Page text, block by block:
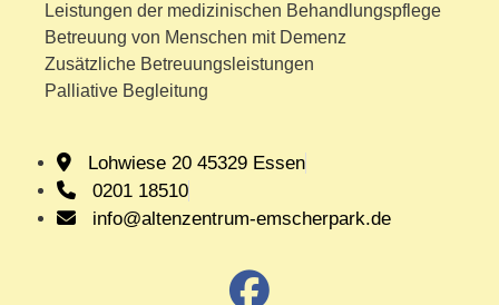
Leistungen der medizinischen Behandlungspflege
Betreuung von Menschen mit Demenz
Zusätzliche Betreuungsleistungen
Palliative Begleitung
Lohwiese 20 45329 Essen
0201 18510
info@altenzentrum-emscherpark.de